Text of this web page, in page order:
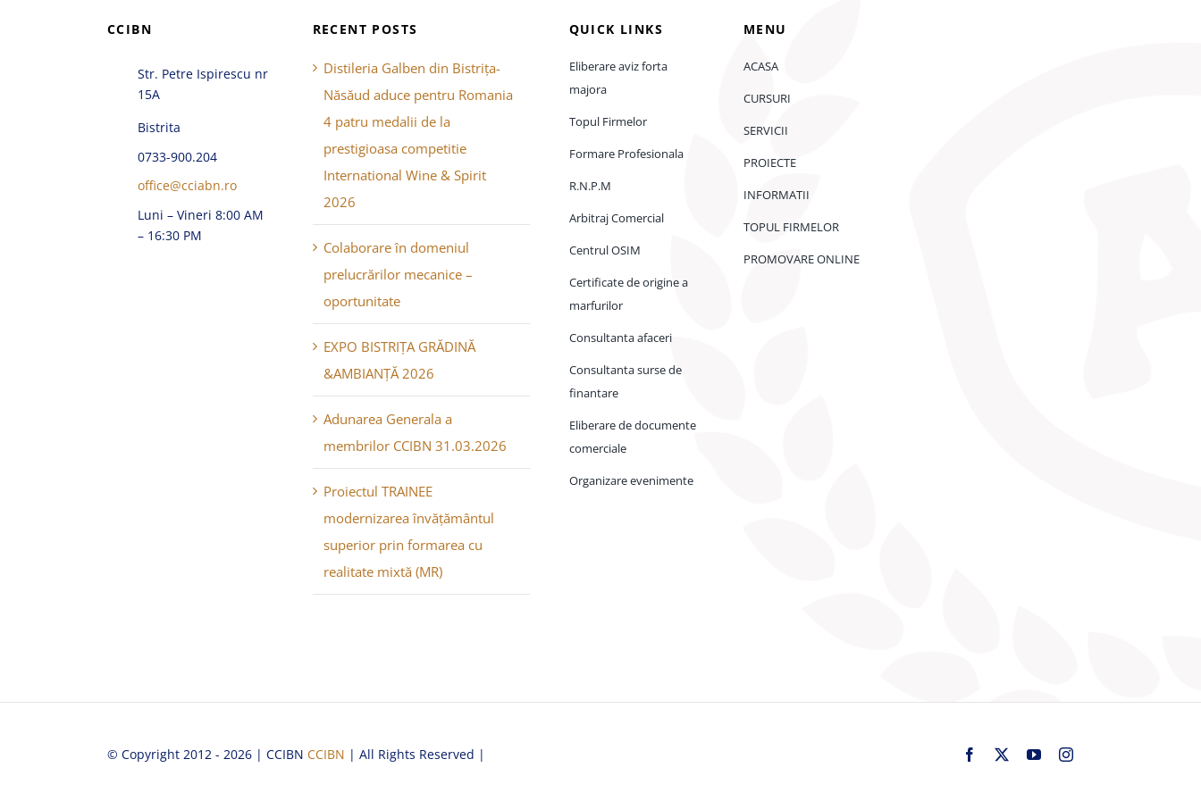
CCIBN
Str. Petre Ispirescu nr
15A
Bistrita
0733-900.204
office@cciabn.ro
Luni – Vineri 8:00 AM
– 16:30 PM
RECENT POSTS
Distileria Galben din Bistrița-
Năsăud aduce pentru Romania
4 patru medalii de la
prestigioasa competitie
International Wine & Spirit
2026
Colaborare în domeniul
prelucrărilor mecanice –
oportunitate
EXPO BISTRIȚA GRĂDINĂ
&AMBIANȚĂ 2026
Adunarea Generala a
membrilor CCIBN 31.03.2026
Proiectul TRAINEE
modernizarea învățământul
superior prin formarea cu
realitate mixtă (MR)
QUICK LINKS
Eliberare aviz forta
majora
Topul Firmelor
Formare Profesionala
R.N.P.M
Arbitraj Comercial
Centrul OSIM
Certificate de origine a
marfurilor
Consultanta afaceri
Consultanta surse de
finantare
Eliberare de documente
comerciale
Organizare evenimente
MENU
ACASA
CURSURI
SERVICII
PROIECTE
INFORMATII
TOPUL FIRMELOR
PROMOVARE ONLINE
© Copyright 2012 - 2026 | CCIBN CCIBN | All Rights Reserved |